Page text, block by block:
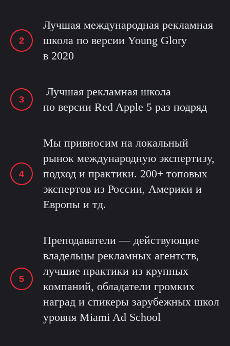
Лучшая международная рекламная
школа по версии Young Glory
в 2020
Лучшая рекламная школа
по версии Red Apple 5 раз подряд
Мы привносим на локальный
рынок международную экспертизу,
подход и практики. 200+ топовых
экспертов из России, Америки и
Европы и тд.
Преподаватели — действующие
владельцы рекламных агентств,
лучшие практики из крупных
компаний, обладатели громких
наград и спикеры зарубежных школ
уровня Miami Ad School